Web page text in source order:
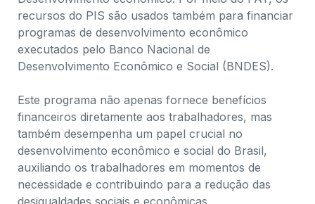
recursos do PIS são usados também para financiar
programas de desenvolvimento econômico
executados pelo Banco Nacional de
Desenvolvimento Econômico e Social (BNDES).
Este programa não apenas fornece benefícios
financeiros diretamente aos trabalhadores, mas
também desempenha um papel crucial no
desenvolvimento econômico e social do Brasil,
auxiliando os trabalhadores em momentos de
necessidade e contribuindo para a redução das
desigualdades sociais e econômicas.